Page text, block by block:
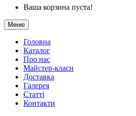
Ваша корзина пуста!
Меню
Головна
Каталог
Про нас
Майстер-класи
Доставка
Галерея
Статтi
Контакти